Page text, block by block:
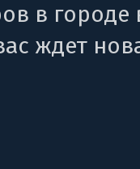
в городе
ждет